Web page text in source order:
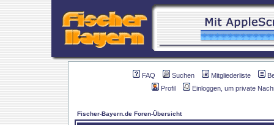
FAQ Suchen Mitgliederliste
Profil
Einloggen, um private
Fischer-Bayern.de Foren-Übersicht